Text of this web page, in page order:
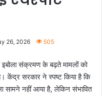
26, 2026 505
संक्रमण के बढ़ते मामलों को
केंद्र सरकार ने स्पष्ट किया है कि
सामने नहीं आया है, लेकिन संभावित